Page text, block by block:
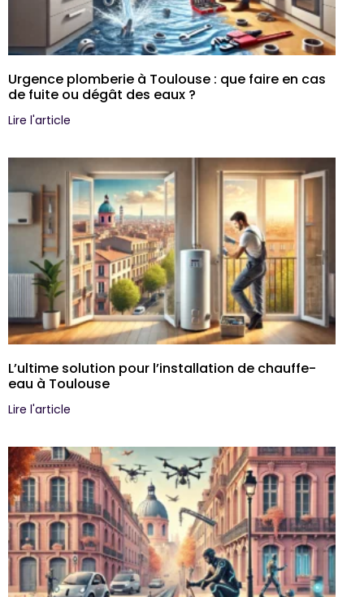
Urgence plomberie à Toulouse : que faire en cas
de fuite ou dégât des eaux ?
Lire l'article
L’ultime solution pour l’installation de chauffe-
eau à Toulouse
Lire l'article